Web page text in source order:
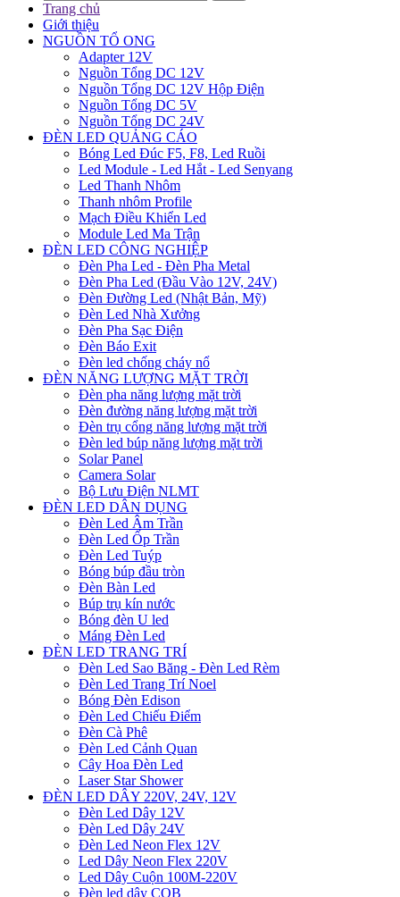
Trang chủ
Giới thiệu
NGUỒN TỔ ONG
Adapter 12V
Nguồn Tổng DC 12V
Nguồn Tổng DC 12V Hộp Điện
Nguồn Tổng DC 5V
Nguồn Tổng DC 24V
ĐÈN LED QUẢNG CÁO
Bóng Led Đúc F5, F8, Led Ruồi
Led Module - Led Hắt - Led Senyang
Led Thanh Nhôm
Thanh nhôm Profile
Mạch Điều Khiển Led
Module Led Ma Trận
ĐÈN LED CÔNG NGHIỆP
Đèn Pha Led - Đèn Pha Metal
Đèn Pha Led (Đầu Vào 12V, 24V)
Đèn Đường Led (Nhật Bản, Mỹ)
Đèn Led Nhà Xưởng
Đèn Pha Sạc Điện
Đèn Báo Exit
Đèn led chống cháy nổ
ĐÈN NĂNG LƯỢNG MẶT TRỜI
Đèn pha năng lượng mặt trời
Đèn đường năng lượng mặt trời
Đèn trụ cổng năng lượng mặt trời
Đèn led búp năng lượng mặt trời
Solar Panel
Camera Solar
Bộ Lưu Điện NLMT
ĐÈN LED DÂN DỤNG
Đèn Led Âm Trần
Đèn Led Ốp Trần
Đèn Led Tuýp
Bóng búp đầu tròn
Đèn Bàn Led
Búp trụ kín nước
Bóng đèn U led
Máng Đèn Led
ĐÈN LED TRANG TRÍ
Đèn Led Sao Băng - Đèn Led Rèm
Đèn Led Trang Trí Noel
Bóng Đèn Edison
Đèn Led Chiếu Điểm
Đèn Cà Phê
Đèn Led Cảnh Quan
Cây Hoa Đèn Led
Laser Star Shower
ĐÈN LED DÂY 220V, 24V, 12V
Đèn Led Dây 12V
Đèn Led Dây 24V
Đèn Led Neon Flex 12V
Led Dây Neon Flex 220V
Led Dây Cuộn 100M-220V
Đèn led dây COB